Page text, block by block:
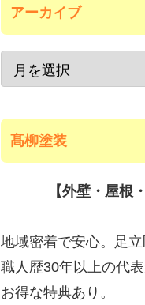
アーカイブ
髙柳塗装
【外壁・屋根
地域密着で安心。足立
職人歴30年以上の代表
お得な特典あり。